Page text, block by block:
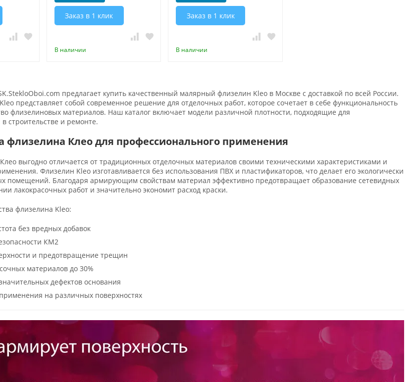
Заказ в 1 клик
В наличии
Заказ в 1 клик
В наличии
предлагает купить качественный малярный флизелин Kleo в Москве с доставкой по всей России.
представляет собой современное решение для отделочных работ, которое сочетает в себе функциональность
флизелиновых материалов. Наш каталог включает модели различной плотности, подходящие для
строительстве и ремонте.
флизелина Клео для профессионального применения
выгодно отличается от традиционных отделочных материалов своими техническими характеристиками и
Флизелин Kleo изготавливается без использования ПВХ и пластификаторов, что делает его экологически
помещений. Благодаря армирующим свойствам материал эффективно предотвращает образование сетевидных
лакокрасочных работ и значительно экономит расход краски.
флизелина Kleo:
без вредных добавок
КМ2
и предотвращение трещин
материалов до 30%
дефектов основания
на различных поверхностях